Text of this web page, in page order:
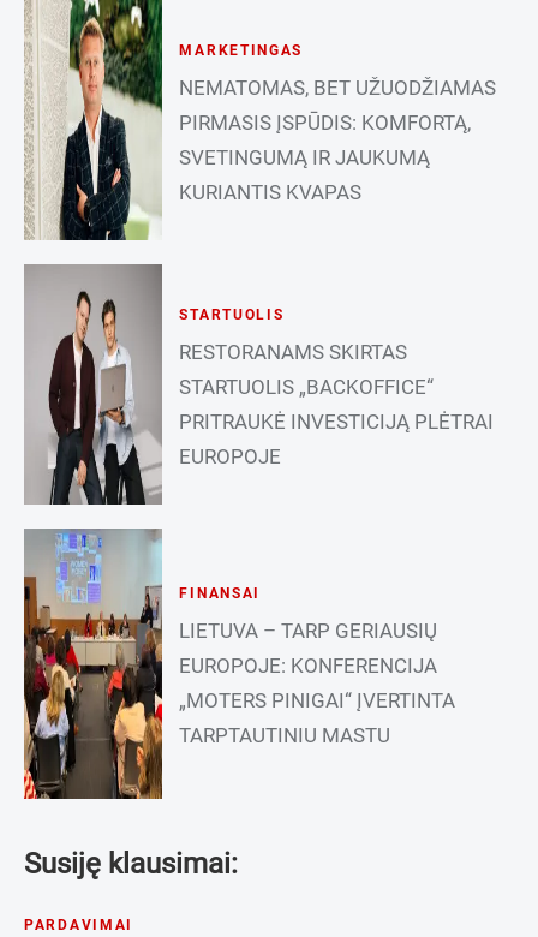
MARKETINGAS
NEMATOMAS, BET UŽUODŽIAMAS
PIRMASIS ĮSPŪDIS: KOMFORTĄ,
SVETINGUMĄ IR JAUKUMĄ
KURIANTIS KVAPAS
STARTUOLIS
RESTORANAMS SKIRTAS
STARTUOLIS „BACKOFFICE“
PRITRAUKĖ INVESTICIJĄ PLĖTRAI
EUROPOJE
FINANSAI
LIETUVA – TARP GERIAUSIŲ
EUROPOJE: KONFERENCIJA
„MOTERS PINIGAI“ ĮVERTINTA
TARPTAUTINIU MASTU
Susiję klausimai:
PARDAVIMAI